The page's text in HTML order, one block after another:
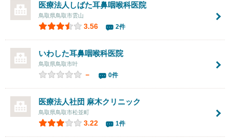
医療法人しばた耳鼻咽喉科医院
鳥取県鳥取市雲山
3.56 2件
いわした耳鼻咽喉科医院
鳥取県鳥取市叶
－ 0件
医療法人社団 麻木クリニック
鳥取県鳥取市松並町
3.22 1件